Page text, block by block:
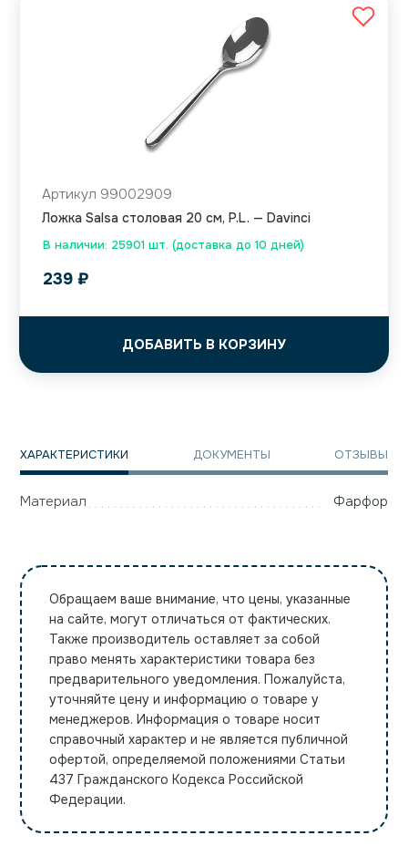
В наличии: 25901 шт. (доставка до 10 дней)
Артикул 99002909
Ложка Salsa столовая 20 см, P.L. — Davinci
239 ₽
ДОБАВИТЬ В КОРЗИНУ
ХАРАКТЕРИСТИКИ ДОКУМЕНТЫ ОТЗЫВЫ
Материал Фарфор
Обращаем ваше внимание, что цены, указанные
на сайте, могут отличаться от фактических.
Также производитель оставляет за собой
право менять характеристики товара без
предварительного уведомления. Пожалуйста,
уточняйте цену и информацию о товаре у
менеджеров. Информация о товаре носит
справочный характер и не является публичной
офертой, определяемой положениями Статьи
437 Гражданского Кодекса Российской
Федерации.